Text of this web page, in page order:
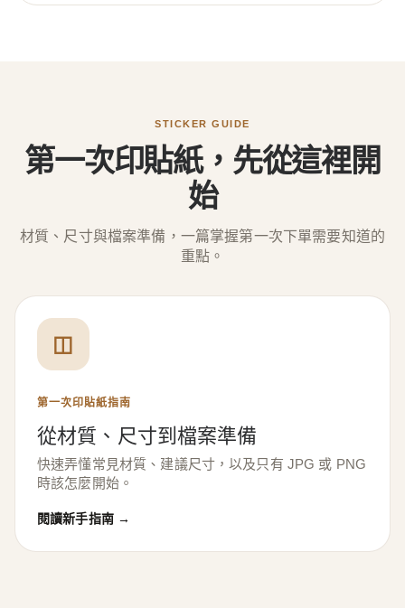
STICKER GUIDE
第一次印貼紙，先從這裡開
始
材質、尺寸與檔案準備，一篇掌握第一次下單需要知道的
重點。
◫
第一次印貼紙指南
從材質、尺寸到檔案準備
快速弄懂常見材質、建議尺寸，以及只有 JPG 或 PNG
時該怎麼開始。
閱讀新手指南 →